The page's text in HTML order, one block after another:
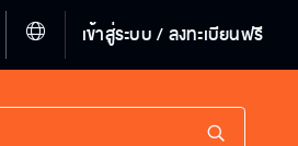
เข้าสู่ระบบ / ลงทะเบียนฟรี